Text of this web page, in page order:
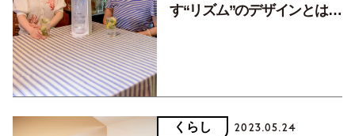
す“リズム”のデザインとは
くらし 2023.05.24